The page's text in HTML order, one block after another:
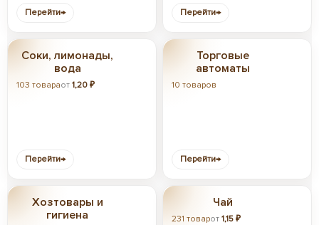
Перейти→ Перейти→
Соки, лимонады,
вода
103 товараот 1,20 ₽
Перейти→
Торговые
автоматы
10 товаров
Перейти→
Хозтовары и
гигиена
Чай
231 товарот 1,15 ₽